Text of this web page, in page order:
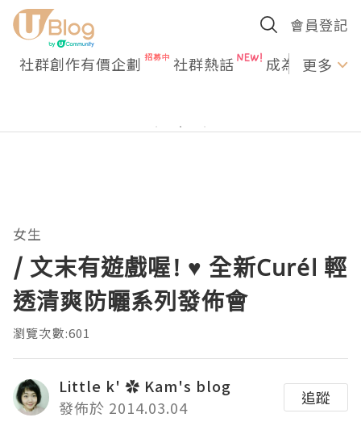
會員登記
社群創作有價企劃 社群熱話 成為U更多
女生
/ 文末有遊戲喔! ♥ 全新Curél 輕
透清爽防曬系列發佈會
瀏覽次數:601
Little k' ✿ Kam's blog
發佈於 2014.03.04
追蹤